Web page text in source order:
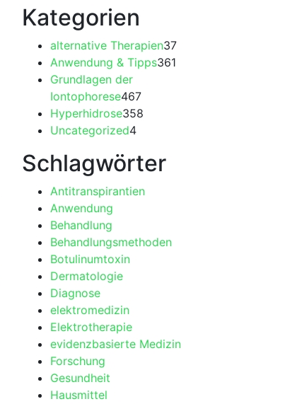
Kategorien
alternative Therapien37
Anwendung & Tipps361
Grundlagen der
Iontophorese467
Hyperhidrose358
Uncategorized4
Schlagwörter
Antitranspirantien
Anwendung
Behandlung
Behandlungsmethoden
Botulinumtoxin
Dermatologie
Diagnose
elektromedizin
Elektrotherapie
evidenzbasierte Medizin
Forschung
Gesundheit
Hausmittel